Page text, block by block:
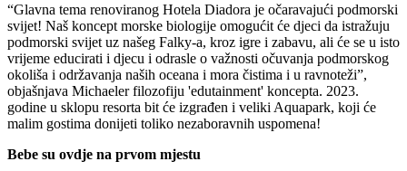
“Glavna tema renoviranog Hotela Diadora je očaravajući podmorski
svijet! Naš koncept morske biologije omogućit će djeci da istražuju
podmorski svijet uz našeg Falky-a, kroz igre i zabavu, ali će se u isto
vrijeme educirati i djecu i odrasle o važnosti očuvanja podmorskog
okoliša i održavanja naših oceana i mora čistima i u ravnoteži”,
objašnjava Michaeler filozofiju 'edutainment' koncepta. 2023.
godine u sklopu resorta bit će izgrađen i veliki Aquapark, koji će
malim gostima donijeti toliko nezaboravnih uspomena!
Bebe su ovdje na prvom mjestu